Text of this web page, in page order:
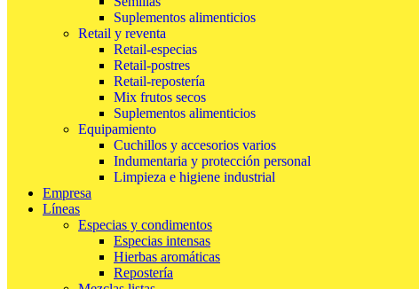
Suplementos alimenticios
Retail y reventa
Retail-especias
Retail-postres
Retail-repostería
Mix frutos secos
Suplementos alimenticios
Equipamiento
Cuchillos y accesorios varios
Indumentaria y protección personal
Limpieza e higiene industrial
Empresa
Líneas
Especias y condimentos
Especias intensas
Hierbas aromáticas
Repostería